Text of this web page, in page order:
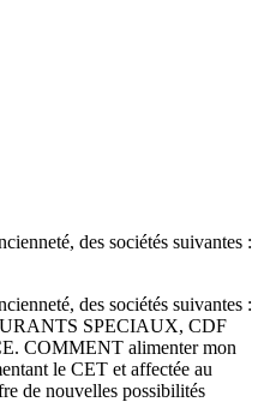
des sociétés suivantes :
des sociétés suivantes :
SPECIAUX, CDF
COMMENT alimenter mon
le CET et affectée au
de nouvelles possibilités